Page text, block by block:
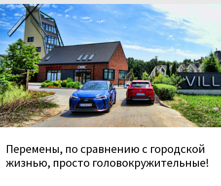
Перемены, по сравнению с городской
жизнью, просто головокружительные!